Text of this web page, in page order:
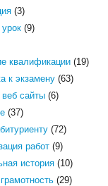
(3)
(9)
квалификации(19)
к экзамену(63)
сайты(6)
(37)
(72)
работ(9)
история(10)
(29)